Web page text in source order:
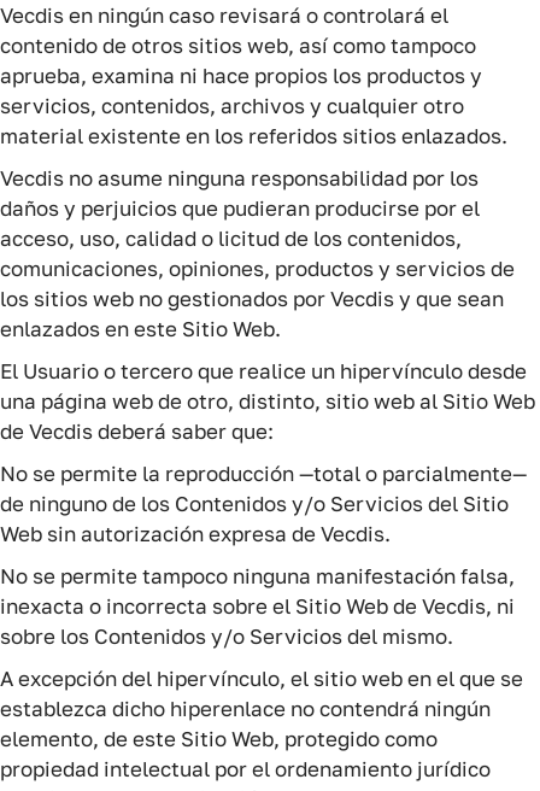
Vecdis en ningún caso revisará o controlará el
contenido de otros sitios web, así como tampoco
aprueba, examina ni hace propios los productos y
servicios, contenidos, archivos y cualquier otro
material existente en los referidos sitios enlazados.
Vecdis no asume ninguna responsabilidad por los
daños y perjuicios que pudieran producirse por el
acceso, uso, calidad o licitud de los contenidos,
comunicaciones, opiniones, productos y servicios de
los sitios web no gestionados por Vecdis y que sean
enlazados en este Sitio Web.
El Usuario o tercero que realice un hipervínculo desde
una página web de otro, distinto, sitio web al Sitio Web
de Vecdis deberá saber que:
No se permite la reproducción —total o parcialmente—
de ninguno de los Contenidos y/o Servicios del Sitio
Web sin autorización expresa de Vecdis.
No se permite tampoco ninguna manifestación falsa,
inexacta o incorrecta sobre el Sitio Web de Vecdis, ni
sobre los Contenidos y/o Servicios del mismo.
A excepción del hipervínculo, el sitio web en el que se
establezca dicho hiperenlace no contendrá ningún
elemento, de este Sitio Web, protegido como
propiedad intelectual por el ordenamiento jurídico